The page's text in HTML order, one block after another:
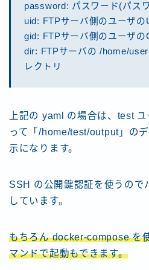
password: パスワード(パス
uid: FTPサーバ側のユーザの
gid: FTPサーバ側のユーザの
dir: FTPサーバの /home/
レクトリ
上記の yaml の場合は、test
って「/home/test/output」の
示になります。
SSH の公開鍵認証を使うので
しています。
もちろん docker-compose を
マンドで起動もできます。